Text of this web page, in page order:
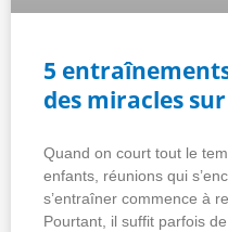
5
des miracles
Quand on court tout le
enfants, réunions qui
s’entraîner commence à
Pourtant, il suffit parfois